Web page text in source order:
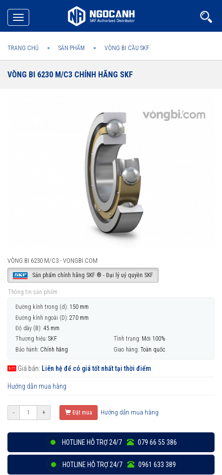
Toggle
navigation
TRANG CHỦ SẢN PHẨM VÒNG BI CẦU SKF
VÒNG BI 6230 M/C3 CHÍNH HÃNG SKF
VÒNG BI 6230 M/C3 - VONGBI.COM
Sản phẩm chính hãng SKF ® - Đại lý uỷ quyền SKF
Thông tin sản phẩm
Đường kính trong (d): 150 mm
Đường kính ngoài (D): 270 mm
Độ dày (B): 45 mm
Thương hiệu: SKF Tình trạng: Mới 100%
Bảo hành: Chính hãng Giao hàng: Toàn quốc
Giá bán: Liên hệ để có giá tốt nhất tại thời điểm
Hướng dẫn mua hàng
- + Đặt mua Hướng dẫn mua hàng
HOTLINE HỖ TRỢ 24/7 079 66 55 386
HOTLINE HỖ TRỢ 24/7 0961 633 389